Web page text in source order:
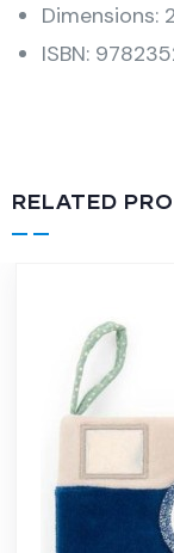
Dimensions:
ISBN:
RELATED